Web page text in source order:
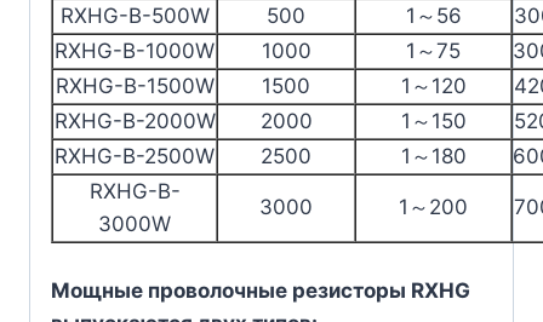
RXHG-B-500W
500 1～56
RXHG-B-1000W
1000 1～75
RXHG-B-1500W
1500 1～120
RXHG-B-2000W
2000 1～150
RXHG-B-2500W
2500 1～180
RXHG-B-
3000W
3000 1～200
Мощные проволочные резисторы RXHG